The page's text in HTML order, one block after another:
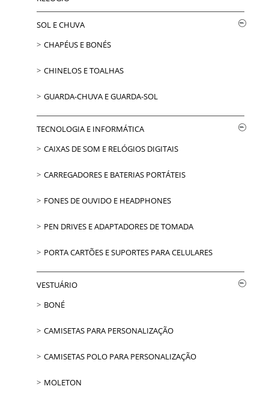
SOL E CHUVA
CHAPÉUS E BONÉS
CHINELOS E TOALHAS
GUARDA-CHUVA E GUARDA-SOL
TECNOLOGIA E INFORMÁTICA
CAIXAS DE SOM E RELÓGIOS DIGITAIS
CARREGADORES E BATERIAS PORTÁTEIS
FONES DE OUVIDO E HEADPHONES
PEN DRIVES E ADAPTADORES DE TOMADA
PORTA CARTÕES E SUPORTES PARA CELULARES
VESTUÁRIO
BONÉ
CAMISETAS PARA PERSONALIZAÇÃO
CAMISETAS POLO PARA PERSONALIZAÇÃO
MOLETON